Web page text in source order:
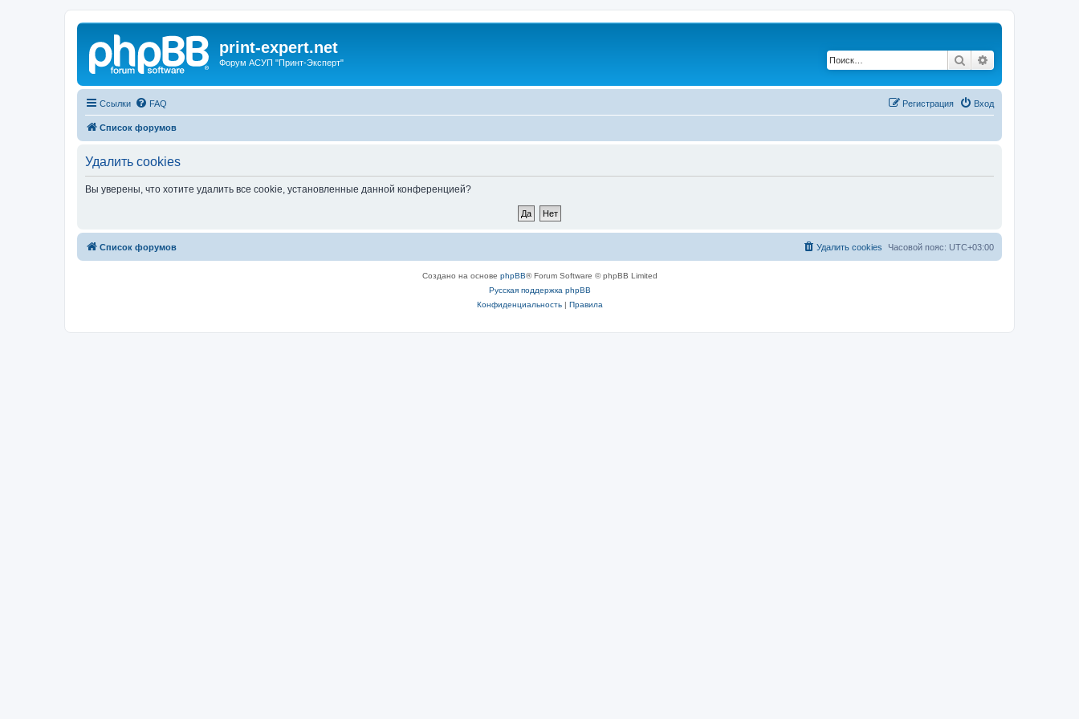
print-expert.net
Форум АСУП "Принт-Эксперт" Поиск
Ссылки FAQ Вход
Регистрация
Список форумов
Удалить cookies
Вы уверены, что хотите удалить все cookie, установленные данной конференцией?
Список форумов Часовой пояс: UTC+03:00
Удалить cookies
Создано на основе phpBB® Forum Software © phpBB Limited
Русская поддержка phpBB
Конфиденциальность| Правила